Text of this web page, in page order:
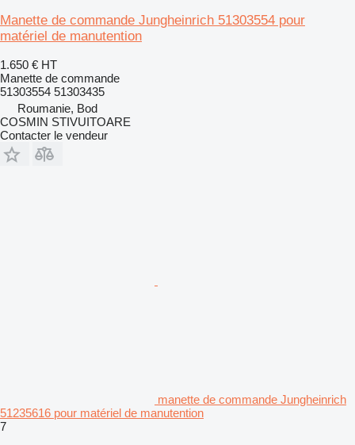
Manette de commande Jungheinrich 51303554 pour
matériel de manutention
1.650 € HT
Manette de commande
51303554 51303435
Roumanie, Bod
COSMIN STIVUITOARE
Contacter le vendeur
manette de commande Jungheinrich
51235616 pour matériel de manutention
7